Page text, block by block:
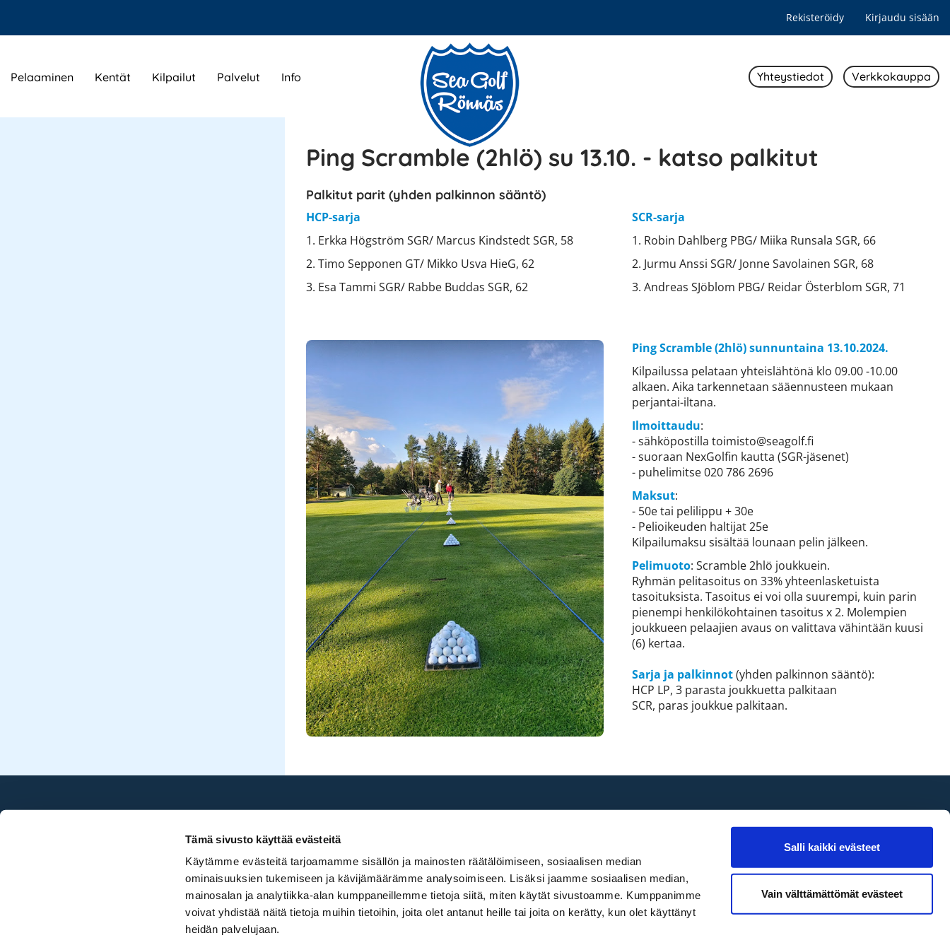
Tämä sivusto käyttää evästeitä
Käytämme evästeitä tarjoamamme sisällön ja mainosten räätälöimiseen, sosiaalisen median
ominaisuuksien tukemiseen ja kävijämäärämme analysoimiseen. Lisäksi jaamme sosiaalisen median,
mainosalan ja analytiikka-alan kumppaneillemme tietoja siitä, miten käytät sivustoamme. Kumppanimme
voivat yhdistää näitä tietoja muihin tietoihin, joita olet antanut heille tai joita on kerätty, kun olet käyttänyt
heidän palvelujaan.
Salli kaikki evästeet
Vain välttämättömät evästeet
Rekisteröidy Kirjaudu sisään
Pelaaminen Kentät Kilpailut Palvelut Info Yhteystiedot Verkkokauppa
Ping Scramble (2hlö) su 13.10. - katso palkitut
Palkitut parit (yhden palkinnon sääntö)
HCP-sarja
1. Erkka Högström SGR/ Marcus Kindstedt SGR, 58
2. Timo Sepponen GT/ Mikko Usva HieG, 62
3. Esa Tammi SGR/ Rabbe Buddas SGR, 62
SCR-sarja
1. Robin Dahlberg PBG/ Miika Runsala SGR, 66
2. Jurmu Anssi SGR/ Jonne Savolainen SGR, 68
3. Andreas SJöblom PBG/ Reidar Österblom SGR, 71
Ping Scramble (2hlö) sunnuntaina 13.10.2024.
Kilpailussa pelataan yhteislähtönä klo 09.00 -10.00
alkaen. Aika tarkennetaan sääennusteen mukaan
perjantai-iltana.
Ilmoittaudu:
​​​​​​​- sähköpostilla toimisto@seagolf.fi
- suoraan NexGolfin kautta (SGR-jäsenet)
- puhelimitse 020 786 2696
Maksut:
- 50e tai pelilippu + 30e
- Pelioikeuden haltijat 25e
Kilpailumaksu sisältää lounaan pelin jälkeen.
Pelimuoto: Scramble 2hlö joukkuein.
Ryhmän pelitasoitus on 33% yhteenlasketuista
tasoituksista. Tasoitus ei voi olla suurempi, kuin parin
pienempi henkilökohtainen tasoitus x 2. Molempien
joukkueen pelaajien avaus on valittava vähintään kuusi
(6) kertaa.
Sarja ja palkinnot(yhden palkinnon sääntö):
HCP LP, 3 parasta joukkuetta palkitaan
SCR, paras joukkue palkitaan.
Sea Golf Rönnäs